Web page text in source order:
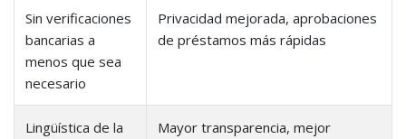
Sin verificaciones
bancarias a
menos que sea
necesario
Privacidad mejorada, aprobaciones
de préstamos más rápidas
Lingüística de la
Mayor transparencia, mejor